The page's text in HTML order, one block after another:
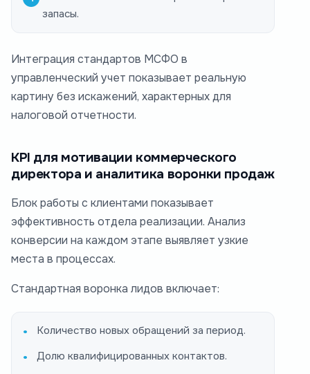
запасы.
Интеграция стандартов МСФО в
управленческий учет показывает реальную
картину без искажений, характерных для
налоговой отчетности.
KPI для мотивации коммерческого
директора и аналитика воронки продаж
Блок работы с клиентами показывает
эффективность отдела реализации. Анализ
конверсии на каждом этапе выявляет узкие
места в процессах.
Стандартная воронка лидов включает:
Количество новых обращений за период.
Долю квалифицированных контактов.